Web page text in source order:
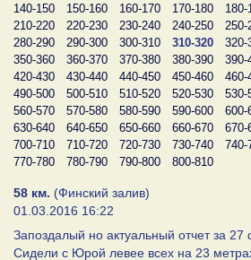
140-150
150-160 160-170 170-180 180-
210-220
220-230 230-240 240-250 250-
280-290
290-300 300-310 310-320 320-
350-360
360-370 370-380 380-390 390-
420-430
430-440 440-450 450-460 460-
490-500
500-510 510-520 520-530 530-
560-570
570-580 580-590 590-600 600-
630-640
640-650 650-660 660-670 670-
700-710
710-720 720-730 730-740 740-
770-780
780-790 790-800 800-810
58 км. (Финский залив)
01.03.2016 16:22
Запоздалый но актуальный отчет за 27
Сидели с Юрой левее всех на 23